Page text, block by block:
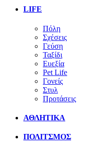
LIFE
Πόλη
Σχέσεις
Γεύση
Ταξίδι
Ευεξία
Pet Life
Γονείς
Στυλ
Προτάσεις
ΑΘΛΗΤΙΚΑ
ΠΟΛΙΤΣΜΟΣ